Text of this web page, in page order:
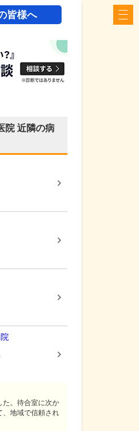
皆様へ
院近隣の病
た。待合室に次か
、地域で信頼され